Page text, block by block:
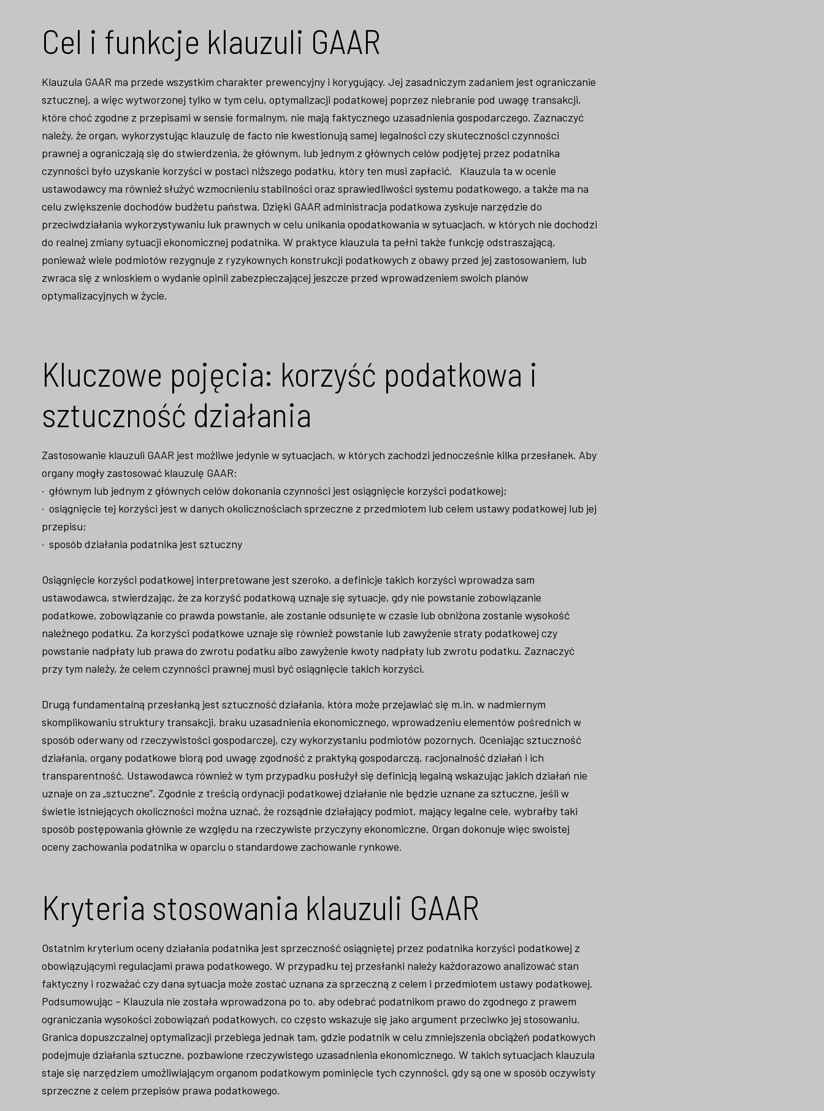
Cel i funkcje klauzuli GAAR
Klauzula GAAR ma przede wszystkim charakter prewencyjny i korygujący. Jej zasadniczym zadaniem jest ograniczanie
sztucznej, a więc wytworzonej tylko w tym celu, optymalizacji podatkowej poprzez niebranie pod uwagę transakcji,
które choć zgodne z przepisami w sensie formalnym, nie mają faktycznego uzasadnienia gospodarczego. Zaznaczyć
należy, że organ, wykorzystując klauzulę de facto nie kwestionują samej legalności czy skuteczności czynności
prawnej a ograniczają się do stwierdzenia, że głównym, lub jednym z głównych celów podjętej przez podatnika
czynności było uzyskanie korzyści w postaci niższego podatku, który ten musi zapłacić. Klauzula ta w ocenie
ustawodawcy ma również służyć wzmocnieniu stabilności oraz sprawiedliwości systemu podatkowego, a także ma na
celu zwiększenie dochodów budżetu państwa. Dzięki GAAR administracja podatkowa zyskuje narzędzie do
przeciwdziałania wykorzystywaniu luk prawnych w celu unikania opodatkowania w sytuacjach, w których nie dochodzi
do realnej zmiany sytuacji ekonomicznej podatnika. W praktyce klauzula ta pełni także funkcję odstraszającą,
ponieważ wiele podmiotów rezygnuje z ryzykownych konstrukcji podatkowych z obawy przed jej zastosowaniem, lub
zwraca się z wnioskiem o wydanie opinii zabezpieczającej jeszcze przed wprowadzeniem swoich planów
optymalizacyjnych w życie.
Kluczowe pojęcia: korzyść podatkowa i
sztuczność działania
Zastosowanie klauzuli GAAR jest możliwe jedynie w sytuacjach, w których zachodzi jednocześnie kilka przesłanek. Aby
organy mogły zastosować klauzulę GAAR:
· głównym lub jednym z głównych celów dokonania czynności jest osiągnięcie korzyści podatkowej;
· osiągnięcie tej korzyści jest w danych okolicznościach sprzeczne z przedmiotem lub celem ustawy podatkowej lub jej
przepisu;
· sposób działania podatnika jest sztuczny
Osiągnięcie korzyści podatkowej interpretowane jest szeroko, a definicje takich korzyści wprowadza sam
ustawodawca, stwierdzając, że za korzyść podatkową uznaje się sytuacje, gdy nie powstanie zobowiązanie
podatkowe, zobowiązanie co prawda powstanie, ale zostanie odsunięte w czasie lub obniżona zostanie wysokość
należnego podatku. Za korzyści podatkowe uznaje się również powstanie lub zawyżenie straty podatkowej czy
powstanie nadpłaty lub prawa do zwrotu podatku albo zawyżenie kwoty nadpłaty lub zwrotu podatku. Zaznaczyć
przy tym należy, że celem czynności prawnej musi być osiągnięcie takich korzyści.
Drugą fundamentalną przesłanką jest sztuczność działania, która może przejawiać się m.in. w nadmiernym
skomplikowaniu struktury transakcji, braku uzasadnienia ekonomicznego, wprowadzeniu elementów pośrednich w
sposób oderwany od rzeczywistości gospodarczej, czy wykorzystaniu podmiotów pozornych. Oceniając sztuczność
działania, organy podatkowe biorą pod uwagę zgodność z praktyką gospodarczą, racjonalność działań i ich
transparentność. Ustawodawca również w tym przypadku posłużył się definicją legalną wskazując jakich działań nie
uznaje on za „sztuczne”. Zgodnie z treścią ordynacji podatkowej działanie nie będzie uznane za sztuczne, jeśli w
świetle istniejących okoliczności można uznać, że rozsądnie działający podmiot, mający legalne cele, wybrałby taki
sposób postępowania głównie ze względu na rzeczywiste przyczyny ekonomiczne. Organ dokonuje więc swoistej
oceny zachowania podatnika w oparciu o standardowe zachowanie rynkowe.
Kryteria stosowania klauzuli GAAR
Ostatnim kryterium oceny działania podatnika jest sprzeczność osiągniętej przez podatnika korzyści podatkowej z
obowiązującymi regulacjami prawa podatkowego. W przypadku tej przesłanki należy każdorazowo analizować stan
faktyczny i rozważać czy dana sytuacja może zostać uznana za sprzeczną z celem i przedmiotem ustawy podatkowej.
Podsumowując – Klauzula nie została wprowadzona po to, aby odebrać podatnikom prawo do zgodnego z prawem
ograniczania wysokości zobowiązań podatkowych, co często wskazuje się jako argument przeciwko jej stosowaniu.
Granica dopuszczalnej optymalizacji przebiega jednak tam, gdzie podatnik w celu zmniejszenia obciążeń podatkowych
podejmuje działania sztuczne, pozbawione rzeczywistego uzasadnienia ekonomicznego. W takich sytuacjach klauzula
staje się narzędziem umożliwiającym organom podatkowym pominięcie tych czynności, gdy są one w sposób oczywisty
sprzeczne z celem przepisów prawa podatkowego.